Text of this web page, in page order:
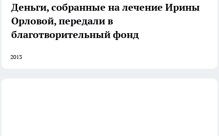
Деньги, собранные на лечение Ирины
Орловой, передали в
благотворительный фонд
2013